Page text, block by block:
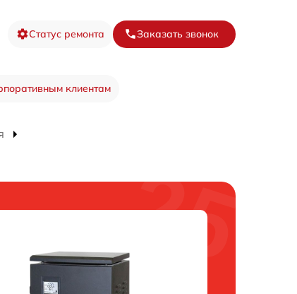
Статус ремонта Заказать звонок
клиентам